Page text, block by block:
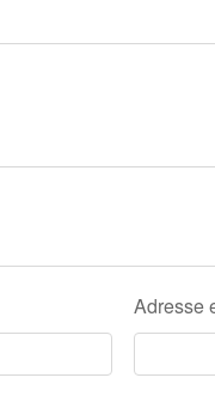
Adresse